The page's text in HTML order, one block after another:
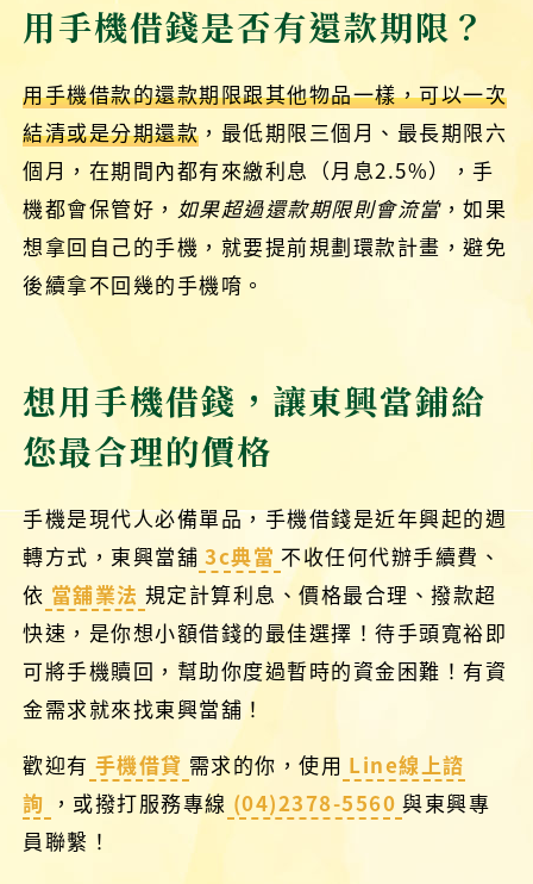
用手機借錢是否有還款期限？
用手機借款的還款期限跟其他物品一樣，可以一次
結清或是分期還款 ，最低期限三個月、最長期限六
個月，在期間內都有來繳利息（月息2.5%），手
機都會保管好， 如果超過還款期限則會流當，如果
想拿回自己的手機，就要提前規劃環款計畫，避免
後續拿不回幾的手機唷。
想用手機借錢，讓東興當鋪給
您最合理的價格
手機是現代人必備單品，手機借錢是近年興起的週
轉方式，東興當舖 3c典當 不收任何代辦手續費、
依 當舖業法 規定計算利息、價格最合理、撥款超
快速，是你想小額借錢的最佳選擇！待手頭寬裕即
可將手機贖回，幫助你度過暫時的資金困難！有資
金需求就來找東興當舖！
歡迎有 手機借貸 需求的你，使用 Line線上諮
詢 ，或撥打服務專線 (04)2378-5560 與東興專
員聯繫！